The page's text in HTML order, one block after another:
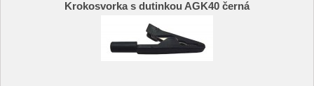
Krokosvorka s dutinkou AGK40 černá